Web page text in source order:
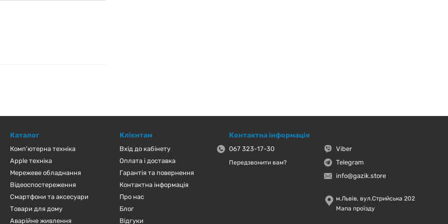
Каталог
Комп'ютерна техніка
Apple техніка
Мережеве обладнання
Відеоспостереження
Смартфони та аксесуари
Товари для дому
Аварійне живлення
Клієнтам
Вхід до кабінету
Оплата і доставка
Гарантія та повернення
Контактна інформація
Про нас
Блог
Відгуки
Контактна інформація
067 323-17-30
Передзвонити вам?
Viber
Telegram
info@gazik.store
м.Львів, вул.Стрийська 202
Мапа проїзду